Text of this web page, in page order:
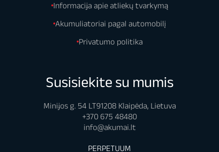
Informacija apie atliekų tvarkymą
Akumuliatoriai pagal automobilį
Privatumo politika
Susisiekite su mumis
Minijos g. 54 LT91208 Klaipėda, Lietuva
+370 675 48480
info@akumai.lt
PERPETUUM